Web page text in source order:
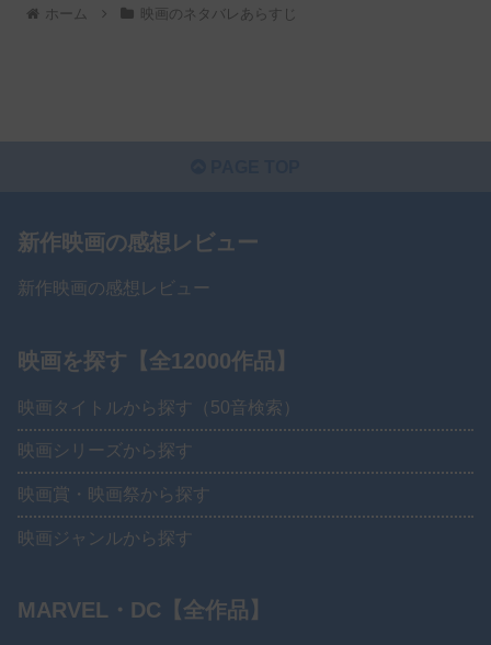
ホーム 映画のネタバレあらすじ
新作映画の感想レビュー
新作映画の感想レビュー
映画を探す【全12000作品】
映画タイトルから探す（50音検索）
映画シリーズから探す
映画賞・映画祭から探す
映画ジャンルから探す
MARVEL・DC【全作品】